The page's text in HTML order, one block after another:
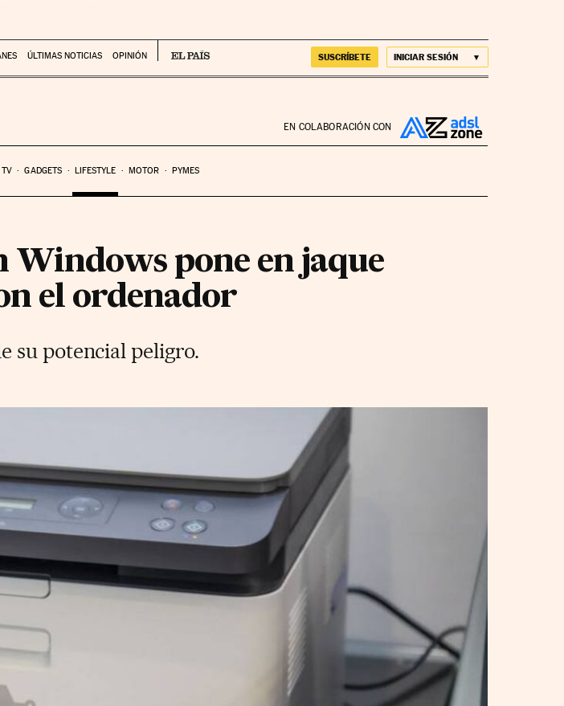
ÚLTIMAS NOTICIAS OPINIÓN SUSCRÍBETE INICIAR SESIÓN
EN COLABORACIÓN CON
GADGETS LIFESTYLE MOTOR PYMES
Windows pone en jaque
el ordenador
su potencial peligro.